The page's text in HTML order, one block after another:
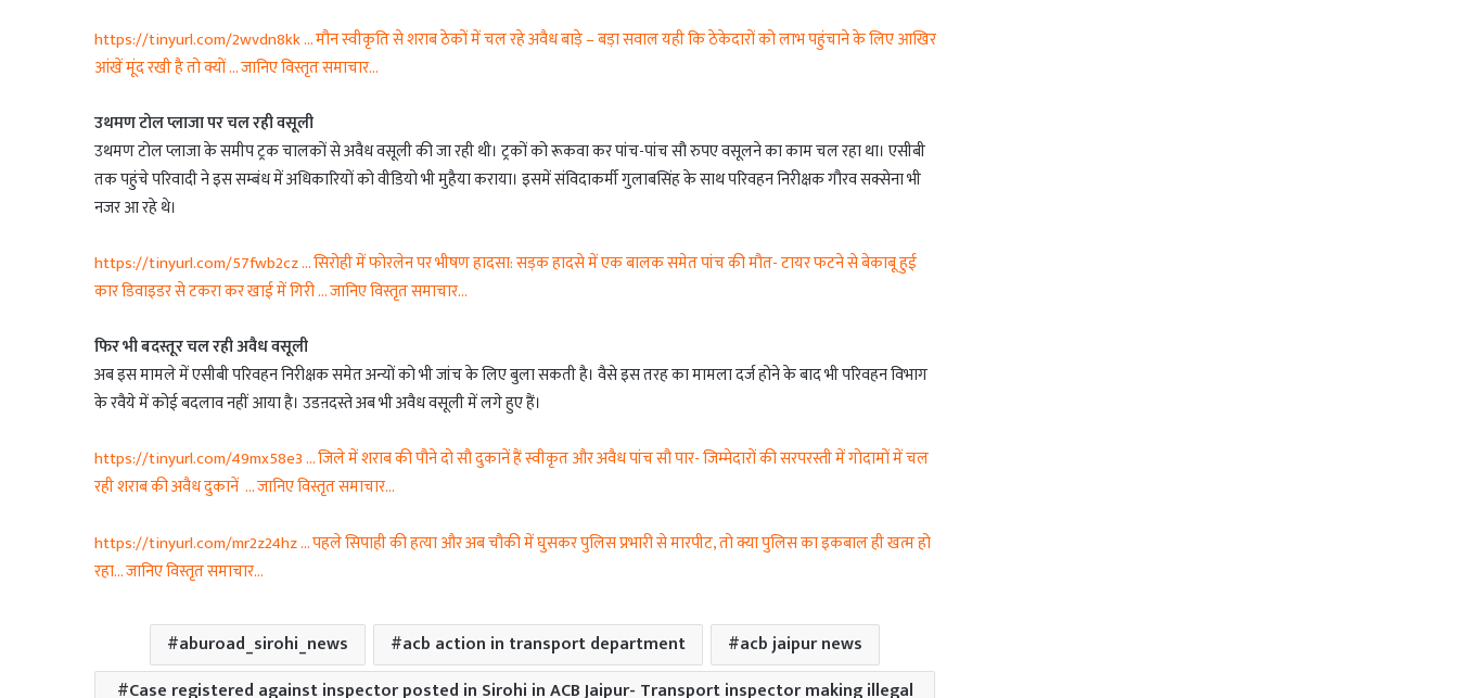
https://tinyurl.com/2wvdn8kk … मौन स्वीकृति से शराब ठेकों में चल रहे अवैध बाड़े – बड़ा सवाल यही कि ठेकेदारों को लाभ पहुंचाने के लिए आखिर
आंखें मूंद रखी है तो क्यों … जानिए विस्तृत समाचार…
उथमण टोल प्लाजा पर चल रही वसूली
उथमण टोल प्लाजा के समीप ट्रक चालकों से अवैध वसूली की जा रही थी। ट्रकों को रूकवा कर पांच-पांच सौ रुपए वसूलने का काम चल रहा था। एसीबी
तक पहुंचे परिवादी ने इस सम्बंध में अधिकारियों को वीडियो भी मुहैया कराया। इसमें संविदाकर्मी गुलाबसिंह के साथ परिवहन निरीक्षक गौरव सक्सेना भी
नजर आ रहे थे।
https://tinyurl.com/57fwb2cz … सिरोही में फोरलेन पर भीषण हादसा: सड़क हादसे में एक बालक समेत पांच की मौत- टायर फटने से बेकाबू हुई
कार डिवाइडर से टकरा कर खाई में गिरी … जानिए विस्तृत समाचार…
फिर भी बदस्तूर चल रही अवैध वसूली
अब इस मामले में एसीबी परिवहन निरीक्षक समेत अन्यों को भी जांच के लिए बुला सकती है। वैसे इस तरह का मामला दर्ज होने के बाद भी परिवहन विभाग
के रवैये में कोई बदलाव नहीं आया है। उडऩदस्ते अब भी अवैध वसूली में लगे हुए हैं।
https://tinyurl.com/49mx58e3 … जिले में शराब की पौने दो सौ दुकानें हैं स्वीकृत और अवैध पांच सौ पार- जिम्मेदारों की सरपरस्ती में गोदामों में चल
रही शराब की अवैध दुकानें … जानिए विस्तृत समाचार…
https://tinyurl.com/mr2z24hz … पहले सिपाही की हत्या और अब चौकी में घुसकर पुलिस प्रभारी से मारपीट, तो क्या पुलिस का इकबाल ही खत्म हो
रहा… जानिए विस्तृत समाचार…
aburoad_sirohi_news acb action in transport department
acb jaipur news
Case registered against inspector posted in Sirohi in ACB Jaipur- Transport inspector making illegal